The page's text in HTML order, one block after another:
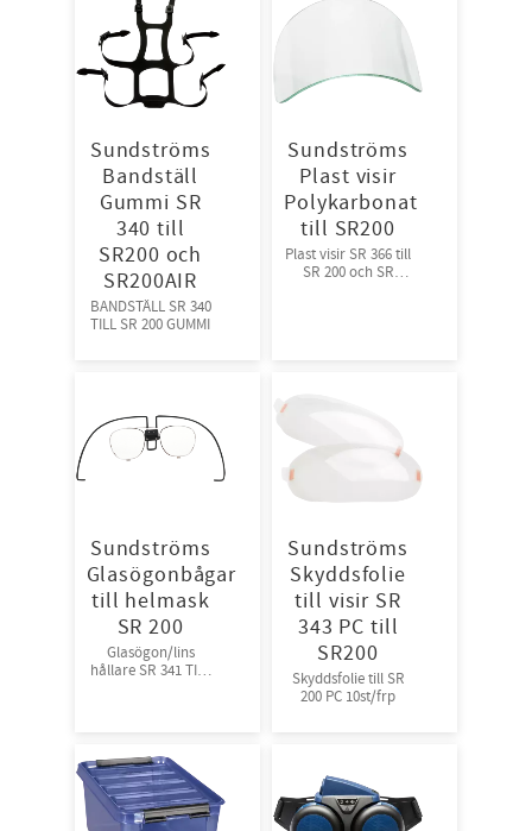
Sundströms
Bandställ
Gummi SR
340 till
SR200 och
SR200AIR
BANDSTÄLL SR 340
TILL SR 200 GUMMI
Sundströms
Plast visir
Polykarbonat
till SR200
Plast visir SR 366 till
SR 200 och SR
Sundströms
Glasögonbågar
till helmask
SR 200
Glasögon/lins
hållare SR 341 TILL
Sundströms
Skyddsfolie
till visir SR
343 PC till
SR200
Skyddsfolie till SR
200 PC 10st/frp